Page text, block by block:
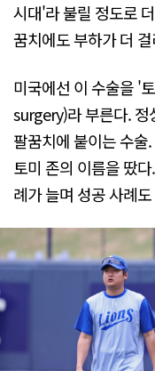
시대'라 불릴 정도로
꿈치에도 부하가 더
미국에선 이 수술을 '
surgery)라 부른다. 정
팔꿈치에 붙이는 수
토미 존의 이름을 땄
례가 늘며 성공 사례